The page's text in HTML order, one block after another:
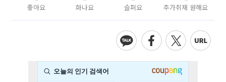
좋아요 화나요 슬퍼요 추가취재 원해요